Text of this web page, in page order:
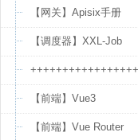
【网关】Apisix手册
【调度器】XXL-Job
【前端】Vue3
【前端】Vue Router